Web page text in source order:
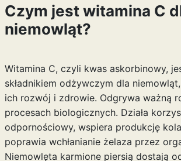
Czym jest witamina C
niemowląt?
Witamina C, czyli kwas askorbinowy,
składnikiem odżywczym dla
ich rozwój i zdrowie. Odgrywa ważną
procesach biologicznych. Działa
odpornościowy, wspiera produkcję
poprawia wchłanianie żelaza przez
Niemowlęta karmione piersią dostają